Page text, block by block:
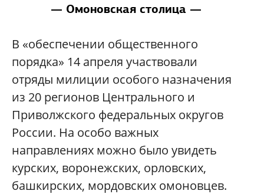
— Омоновская столица —
В «обеспечении общественного
порядка» 14 апреля участвовали
отряды милиции особого назначения
из 20 регионов Центрального и
Приволжского федеральных округов
России. На особо важных
направлениях можно было увидеть
курских, воронежских, орловских,
башкирских, мордовских омоновцев.